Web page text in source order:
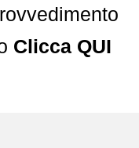
Clicca QUI